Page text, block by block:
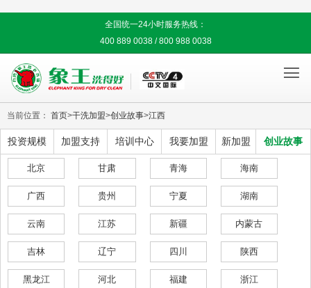
全国统一24小时服务热线：
400 889 0038 / 800 988 0038

当前位置： 首页>干洗加盟>创业故事>江西
投资规模 加盟支持 培训中心 我要加盟 新加盟 创业故事
北京 甘肃 青海 海南
广西 贵州 宁夏 湖南
云南 江苏 新疆 内蒙古
吉林 辽宁 四川 陕西
黑龙江 河北 福建 浙江